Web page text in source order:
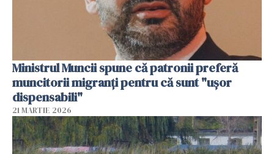
Ministrul Muncii spune că patronii preferă
muncitorii migranți pentru că sunt "uşor
dispensabili"
21 MARTIE 2026